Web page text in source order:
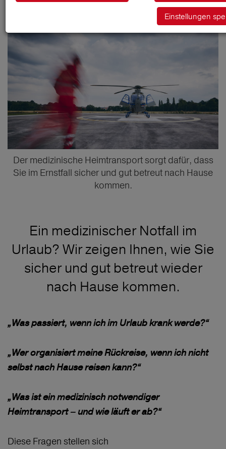
Der medizinische Heimtransport sorgt dafür, dass
Sie im Ernstfall sicher und gut betreut nach Hause
kommen.
Ein medizinischer Notfall im
Urlaub? Wir zeigen Ihnen, wie Sie
sicher und gut betreut wieder
nach Hause kommen.
„Was passiert, wenn ich im Urlaub krank werde?“
„Wer organisiert meine Rückreise, wenn ich nicht
selbst nach Hause reisen kann?“
„Was ist ein medizinisch notwendiger
Heimtransport – und wie läuft er ab?“
Diese Fragen stellen sich
Einstellungen